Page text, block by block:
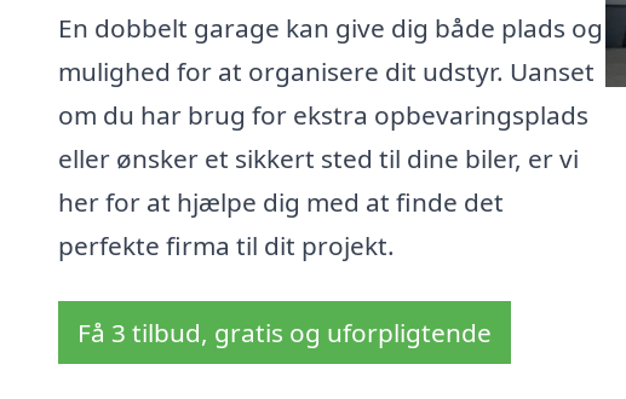
En dobbelt garage kan give dig både plads og
mulighed for at organisere dit udstyr. Uanset
om du har brug for ekstra opbevaringsplads
eller ønsker et sikkert sted til dine biler, er vi
her for at hjælpe dig med at finde det
perfekte firma til dit projekt.
Få 3 tilbud, gratis og uforpligtende